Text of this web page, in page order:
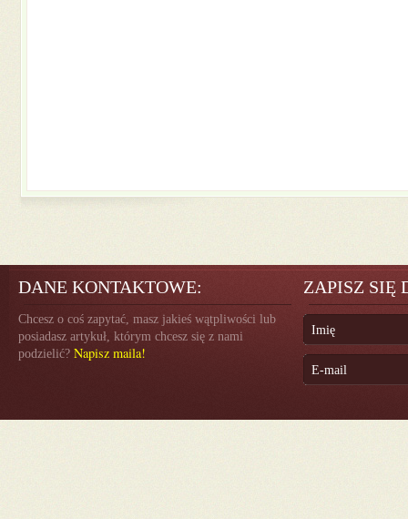
DANE KONTAKTOWE:
Chcesz o coś zapytać, masz jakieś wątpliwości lub
posiadasz artykuł, którym chcesz się z nami
podzielić? Napisz maila!
ZAPISZ SIĘ